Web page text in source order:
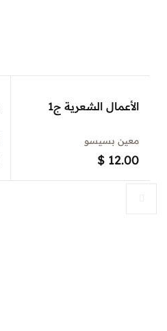
الأعمال الشعرية ج1
معين بسيسو
$ 12.00